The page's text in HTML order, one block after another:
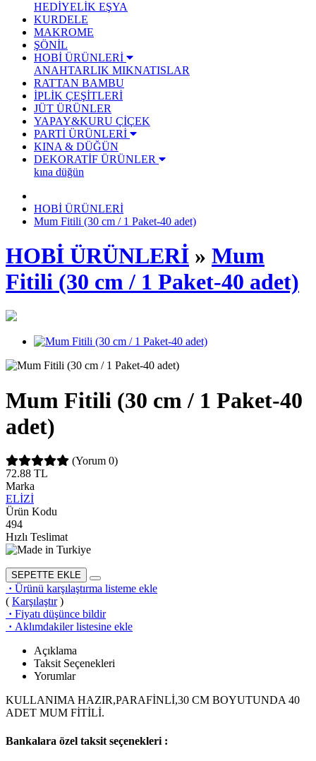
HEDİYELİK EŞYA
KURDELE
MAKROME
ŞÖNİL
HOBİ ÜRÜNLERİ
ANAHTARLIK MIKNATISLAR
RATTAN BAMBU
İPLİK ÇEŞİTLERİ
JÜT ÜRÜNLER
YAPAY&KURU ÇİÇEK
PARTİ ÜRÜNLERİ
KINA & DÜĞÜN
DEKORATİF ÜRÜNLER
kına düğün
HOBİ ÜRÜNLERİ
Mum Fitili (30 cm / 1 Paket-40 adet)
HOBİ ÜRÜNLERİ » Mum
Fitili (30 cm / 1 Paket-40 adet)
Mum Fitili (30 cm / 1 Paket-40
adet)
(Yorum 0)
72.88 TL
Marka
ELİZİ
Ürün Kodu
494
Hızlı Teslimat
SEPETTE EKLE
· Ürünü karşılaştırma listeme ekle
( Karşılaştır)
· Fiyatı düşünce bildir
· Aklımdakiler listesine ekle
Açıklama
Taksit Seçenekleri
Yorumlar
KULLANIMA HAZIR,PARAFİNLİ,30 CM BOYUTUNDA 40
ADET MUM FİTİLİ.
Bankalara özel taksit seçenekleri :